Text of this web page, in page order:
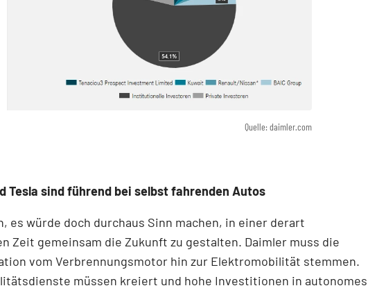
Quelle: daimler.com
Tesla sind führend bei selbst fahrenden Autos
es würde doch durchaus Sinn machen, in einer derart
Zeit gemeinsam die Zukunft zu gestalten. Daimler muss die
vom Verbrennungsmotor hin zur Elektromobilität stemmen.
müssen kreiert und hohe Investitionen in autonomes